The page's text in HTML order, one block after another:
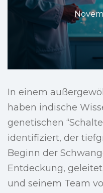
In einem
haben indische
genetischen
identifiziert, der
Beginn der
Entdeckung,
und seinem Team